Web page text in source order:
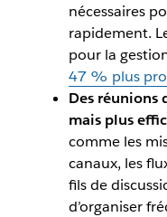
nécessaires
rapidement.
pour la
47 % plus
Des réunions
mais plus
comme les
canaux, les
fils de
d’organiser